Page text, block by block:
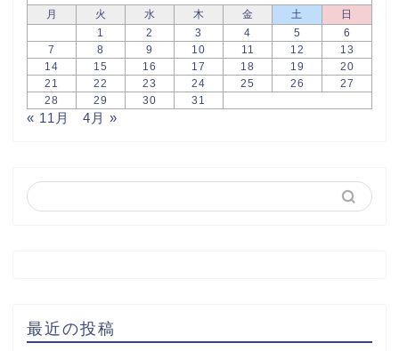
月
火 水 木 金 土
日
1
2 3 4 5
6
7
8 9 10 11 12
13
14
15 16 17 18 19
20
21
22 23 24 25 26
27
28
29 30 31
« 11月 4月 »
最近の投稿